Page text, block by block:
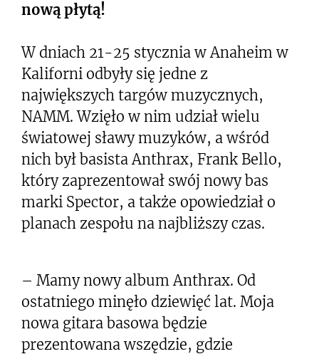
nową płytą!
W dniach 21-25 stycznia w Anaheim w
Kaliforni odbyły się jedne z
największych targów muzycznych,
NAMM. Wzięło w nim udział wielu
światowej sławy muzyków, a wśród
nich był basista Anthrax, Frank Bello,
który zaprezentował swój nowy bas
marki Spector, a także opowiedział o
planach zespołu na najbliższy czas.
– Mamy nowy album Anthrax. Od
ostatniego minęło dziewięć lat. Moja
nowa gitara basowa będzie
prezentowana wszędzie, gdzie